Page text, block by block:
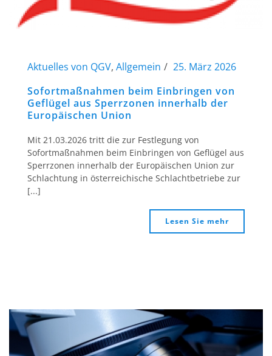
Aktuelles von QGV, Allgemein
25. März 2026
Sofortmaßnahmen beim Einbringen von
Geflügel aus Sperrzonen innerhalb der
Europäischen Union
Mit 21.03.2026 tritt die zur Festlegung von
Sofortmaßnahmen beim Einbringen von Geflügel aus
Sperrzonen innerhalb der Europäischen Union zur
Schlachtung in österreichische Schlachtbetriebe zur
[...]
Lesen Sie mehr